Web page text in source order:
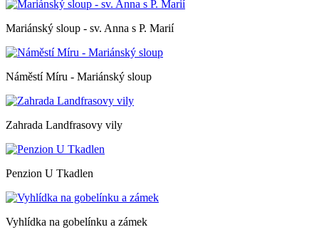
Mariánský sloup - sv. Anna s P. Marií
Náměstí Míru - Mariánský sloup
Zahrada Landfrasovy vily
Penzion U Tkadlen
Vyhlídka na gobelínku a zámek